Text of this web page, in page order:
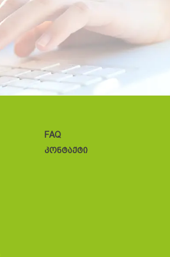
FAQ
კონტაქტი